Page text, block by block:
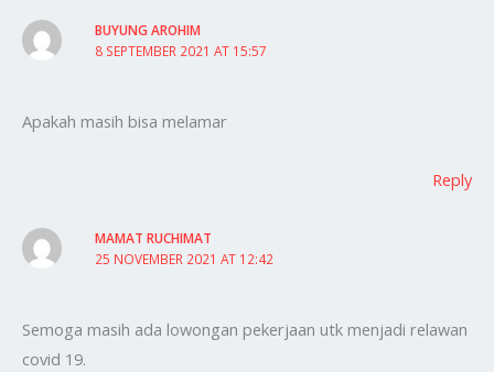
BUYUNG AROHIM
8 SEPTEMBER 2021 AT 15:57
Apakah masih bisa melamar
Reply
MAMAT RUCHIMAT
25 NOVEMBER 2021 AT 12:42
Semoga masih ada lowongan pekerjaan utk menjadi relawan
covid 19.